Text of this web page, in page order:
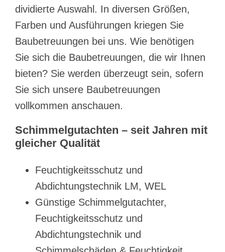
dividierte Auswahl. In diversen Größen,
Farben und Ausführungen kriegen Sie
Baubetreuungen bei uns. Wie benötigen
Sie sich die Baubetreuungen, die wir Ihnen
bieten? Sie werden überzeugt sein, sofern
Sie sich unsere Baubetreuungen
vollkommen anschauen.
Schimmelgutachten – seit Jahren mit
gleicher Qualität
Feuchtigkeitsschutz und
Abdichtungstechnik LM, WEL
Günstige Schimmelgutachter,
Feuchtigkeitsschutz und
Abdichtungstechnik und